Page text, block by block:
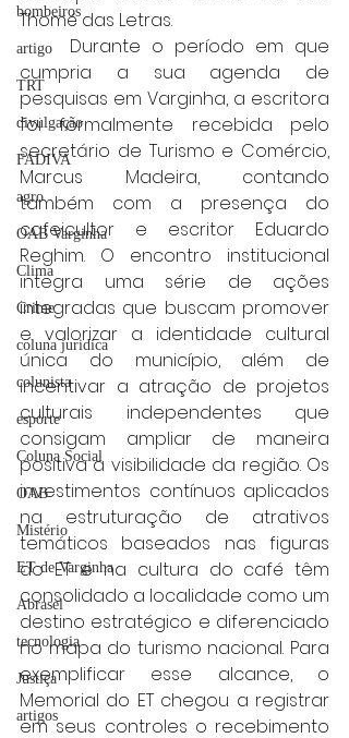
bombeiros
artigo
TRT
divulgação
FADIVA
agro
OAB Varginha
Clima
Crime
coluna juridica
colunista
esporte
Coluna Social
OAB
Mistério
ET de Varginha
Abrasel
tecnologia
Justiça
artigos
Thomé das Letras.
	Durante o período em que
cumpria a sua agenda de
pesquisas em Varginha, a escritora
foi formalmente recebida pelo
secretário de Turismo e Comércio,
Marcus Madeira, contando
também com a presença do
cafeicultor e escritor Eduardo
Reghim. O encontro institucional
integra uma série de ações
integradas que buscam promover
e valorizar a identidade cultural
única do município, além de
incentivar a atração de projetos
culturais independentes que
consigam ampliar de maneira
positiva a visibilidade da região. Os
investimentos contínuos aplicados
na estruturação de atrativos
temáticos baseados nas figuras
do ET e na cultura do café têm
consolidado a localidade como um
destino estratégico e diferenciado
no mapa do turismo nacional. Para
exemplificar esse alcance, o
Memorial do ET chegou a registrar
em seus controles o recebimento